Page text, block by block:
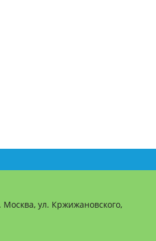
Москва, ул. Кржижановского,